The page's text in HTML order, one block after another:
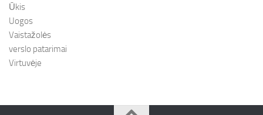
Ūkis
Uogos
Vaistažolės
verslo patarimai
Virtuvėje